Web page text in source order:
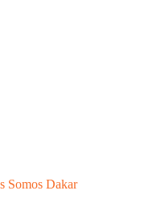
Somos Dakar